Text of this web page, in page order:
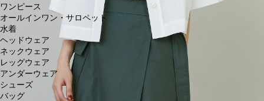
ワンピース
オールインワン・サロペット
水着
ヘッドウェア
ネックウェア
レッグウェア
アンダーウェア
シューズ
バッグ